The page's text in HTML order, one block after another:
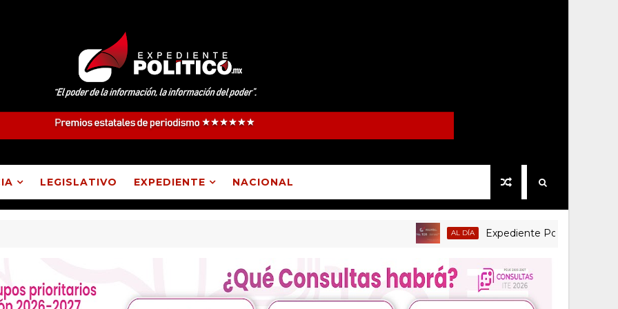
LEGISLATIVO EXPEDIENTE NACIONAL
AL DÍA Expediente Político.Mx no 1126